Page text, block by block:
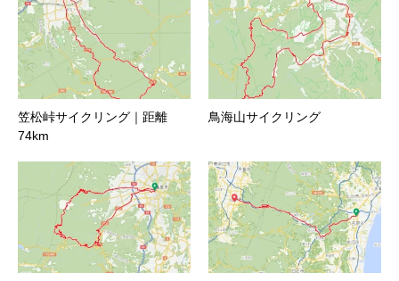
笠松峠サイクリング｜距離
74km
鳥海山サイクリング